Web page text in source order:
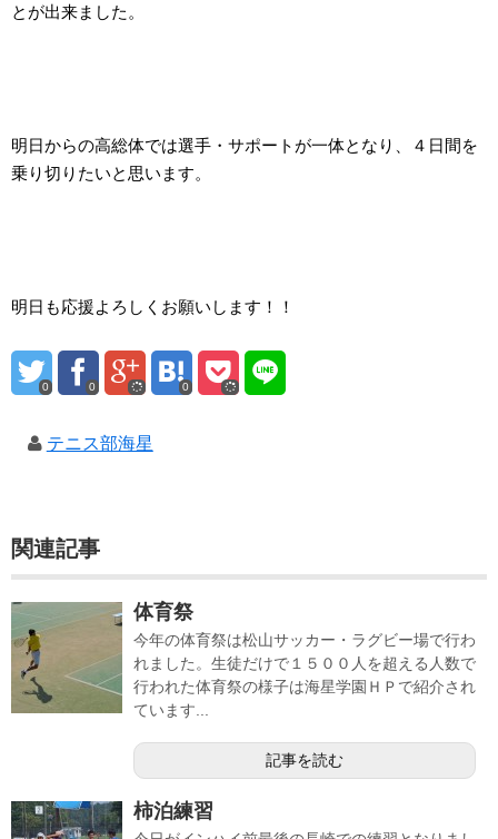
とが出来ました。
明日からの高総体では選手・サポートが一体となり、４日間を
乗り切りたいと思います。
明日も応援よろしくお願いします！！
0 0 0
テニス部海星
関連記事
体育祭
今年の体育祭は松山サッカー・ラグビー場で行わ
れました。生徒だけで１５００人を超える人数で
行われた体育祭の様子は海星学園ＨＰで紹介され
ています...
記事を読む
柿泊練習